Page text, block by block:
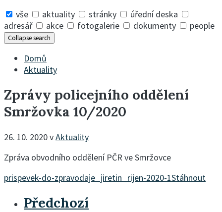
vše
aktuality stránky
úřední deska
adresář
akce fotogalerie dokumenty people
Collapse search
Domů
Aktuality
Zprávy policejního oddělení
Smržovka 10/2020
26. 10. 2020vAktuality
Zpráva obvodního oddělení PČR ve Smržovce
prispevek-do-zpravodaje_jiretin_rijen-2020-1Stáhnout
Předchozí